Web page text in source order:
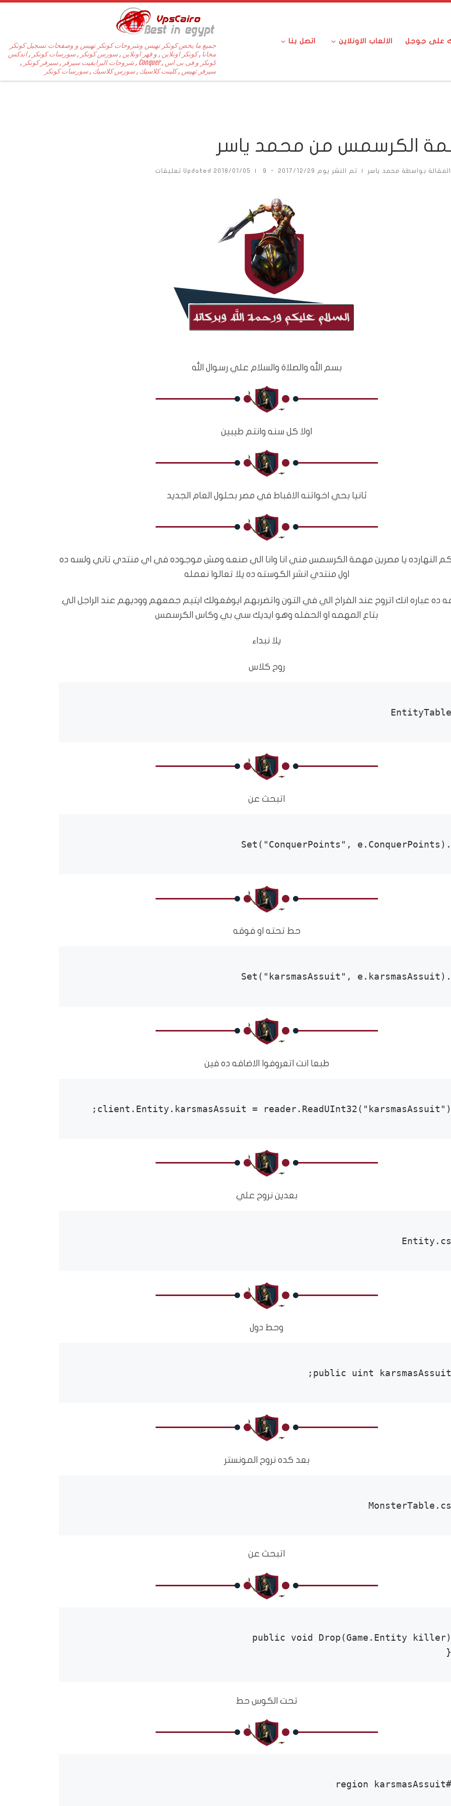
جميع ما يخص كونكر تهيس وشروحات كونكر تهيس و وصفحات تسجيل كونكر
مجانا , كونكر اونلاين , و قهر اونلاين , سورس كونكر , سورسات كونكر , اندكس
كونكر و فى بى اس , Conquer , شروحات البرايفيت سيرفر , سيرفر كونكر ,
سيرفر تهيس , كلينت كلاسيك , سورس كلاسيك , سورسات كونكر
على جوجل الالعاب الاونلاين اتصل بنا
الكرسمس من محمد ياسر
بواسطة محمد ياسر تم النشر يوم 2017/12/29
-
Updated 2018/01/05 9 تعليقات
بسم الله والصلاة والسلام علي رسوال الله
اولا كل سنه وانتم طيبين
ثانيا بحي اخواتنه الاقباط في مصر بحلول العام الجديد
النهارده يا مصرين مهمة الكرسمس مني انا وانا الي صنعه ومش موجوده في اي منتدي تاني ولسه ده
اول منتدي انشر الكوسته ده يلا تعالوا نعمله
ده عباره انك اتروح عند الفراخ الي في التون واتضربهم ايوقعولك ايتيم جمعهم ووديهم عند الراجل الي
بتاع المهمه او الحفله وهو ايديك سي بي وكاس الكرسمس
يلا نبداء
روح كلاس
EntityTable
اتبحث عن
.Set("ConquerPoints", e.ConquerPoints)
حط تحته او فوقه
.Set("karsmasAssuit", e.karsmasAssuit)
طبعا انت اتعروفوا الاضافه ده فين
client.Entity.karsmasAssuit = reader.ReadUInt32("karsmasAssuit");
بعدين نروح علي
Entity.cs
وحط دول
public uint karsmasAssuit;
بعد كده نروح المونستر
MonsterTable.cs
اتبحث عن
{
تحت الكوس حط